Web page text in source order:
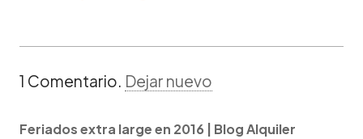
1 Comentario. Dejar nuevo
Feriados extra large en 2016 | Blog Alquiler